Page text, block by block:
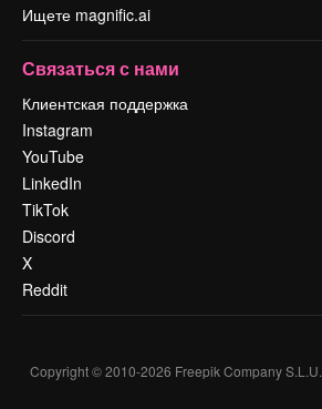
Ищете magnific.ai
Связаться с нами
Клиентская поддержка
Instagram
YouTube
LinkedIn
TikTok
Discord
X
Reddit
Copyright © 2010-2026 Freepik Company S.L.U.